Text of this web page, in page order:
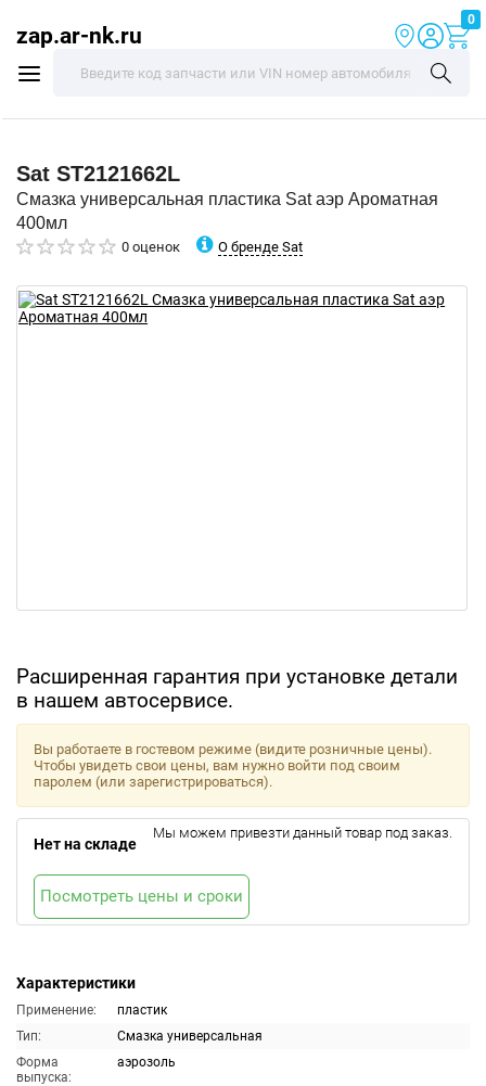
zap.ar-nk.ru
0
Sat ST2121662L
Смазка универсальная пластика Sat аэр Ароматная
400мл
0 оценок О бренде Sat
Расширенная гарантия при установке детали
в нашем автосервисе.
Характеристики
Применение:
пластик
Тип:
Смазка универсальная
Форма
выпуска:
аэрозоль
Вы работаете в гостевом режиме (видите розничные цены).
Чтобы увидеть свои цены, вам нужно войти под своим
паролем (или зарегистрироваться).
Нет на складе
Мы можем привезти данный товар под заказ.
Посмотреть цены и сроки